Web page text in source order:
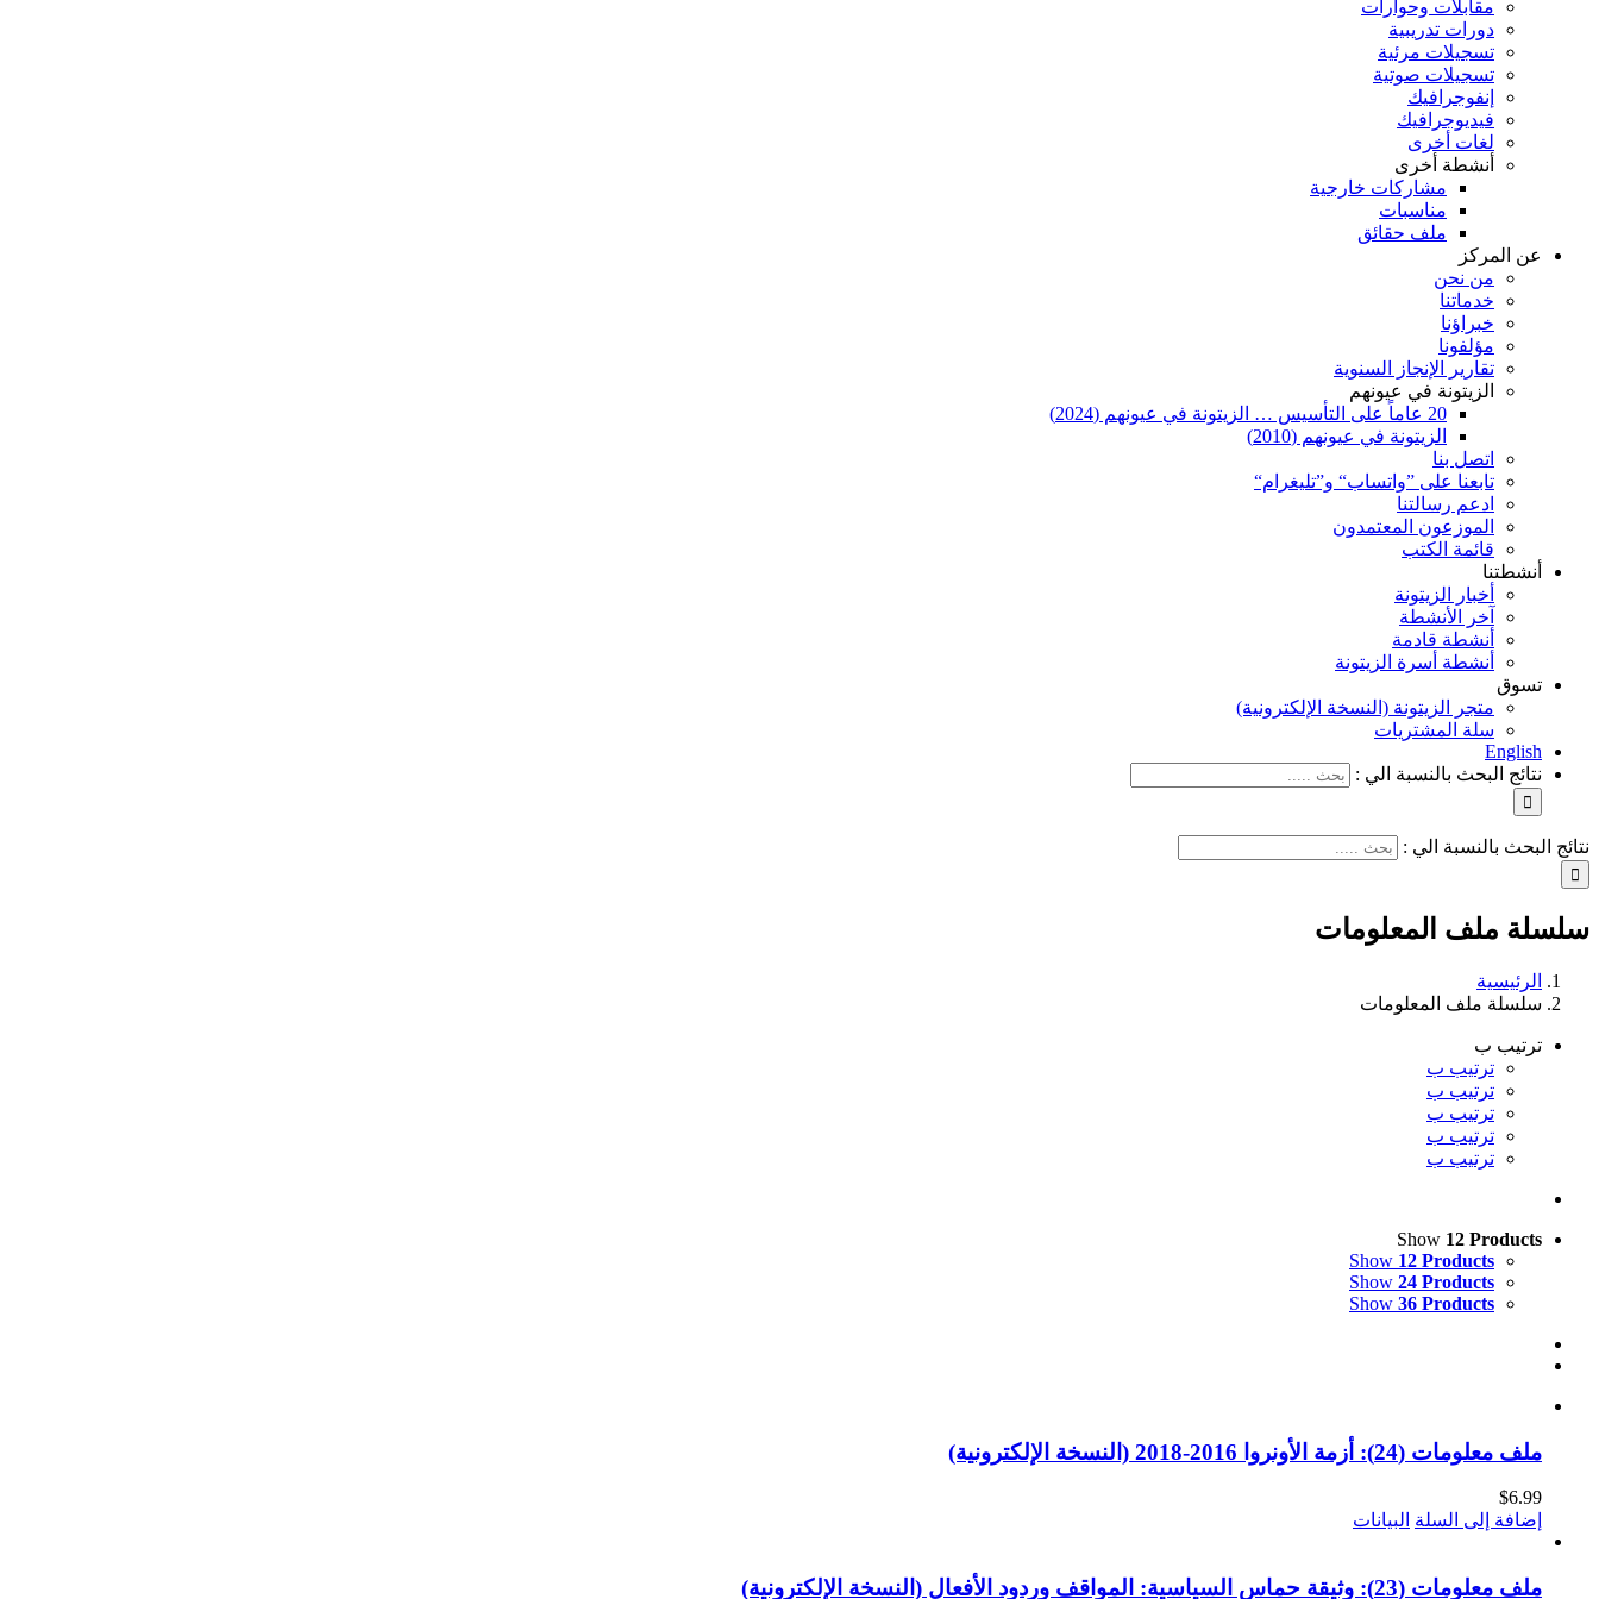
مقابلات وحوارات
دورات تدريبية
تسجيلات مرئية
تسجيلات صوتية
إنفوجرافيك
فيديوجرافيك
لغات أخرى
أنشطة أخرى
مشاركات خارجية
مناسبات
ملف حقائق
عن المركز
من نحن
خدماتنا
خبراؤنا
مؤلفونا
تقارير الإنجاز السنوية
الزيتونة في عيونهم
20 عاماً على التأسيس … الزيتونة في عيونهم (2024)
الزيتونة في عيونهم (2010)
اتصل بنا
تابعنا على ”واتساب“ و”تليغرام“
ادعم رسالتنا
الموزعون المعتمدون
قائمة الكتب
أنشطتنا
أخبار الزيتونة
آخر الأنشطة
أنشطة قادمة
أنشطة أسرة الزيتونة
تسوق
متجر الزيتونة (النسخة الإلكترونية)
سلة المشتريات
English
نتائج البحث بالنسبة الي :
نتائج البحث بالنسبة الي :
سلسلة ملف المعلومات
الرئيسية
سلسلة ملف المعلومات
ترتيب ب
ترتيب ب
ترتيب ب
ترتيب ب
ترتيب ب
ترتيب ب
Show 12 Products
Show 12 Products
Show 24 Products
Show 36 Products
ملف معلومات (24): أزمة الأونروا 2016-2018 (النسخة الإلكترونية)
$6.99
إضافة إلى السلة البيانات
ملف معلومات (23): وثيقة حماس السياسية: المواقف وردود الأفعال (النسخة الإلكترونية)